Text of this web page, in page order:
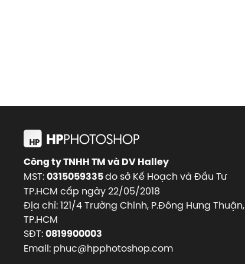
Công ty TNHH TM và DV Halley
MST:0315059335do sở Kế Hoạch và Đầu Tư
TP.HCM cấp ngày 22/05/2018
Địa chỉ: 121/4 Trường Chinh, P.Đông Hưng Thuận,
TP.HCM
SĐT:0819900003
Email: phuc@hpphotoshop.com